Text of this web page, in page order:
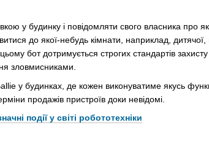
у будинку і повідомляти свого власника про
до якої-небудь кімнати, наприклад,
бот дотримується строгих стандартів захисту
зловмисниками.
у будинках, де кожен виконуватиме якусь
продажів пристроїв доки невідомі.
події у світі робототехніки